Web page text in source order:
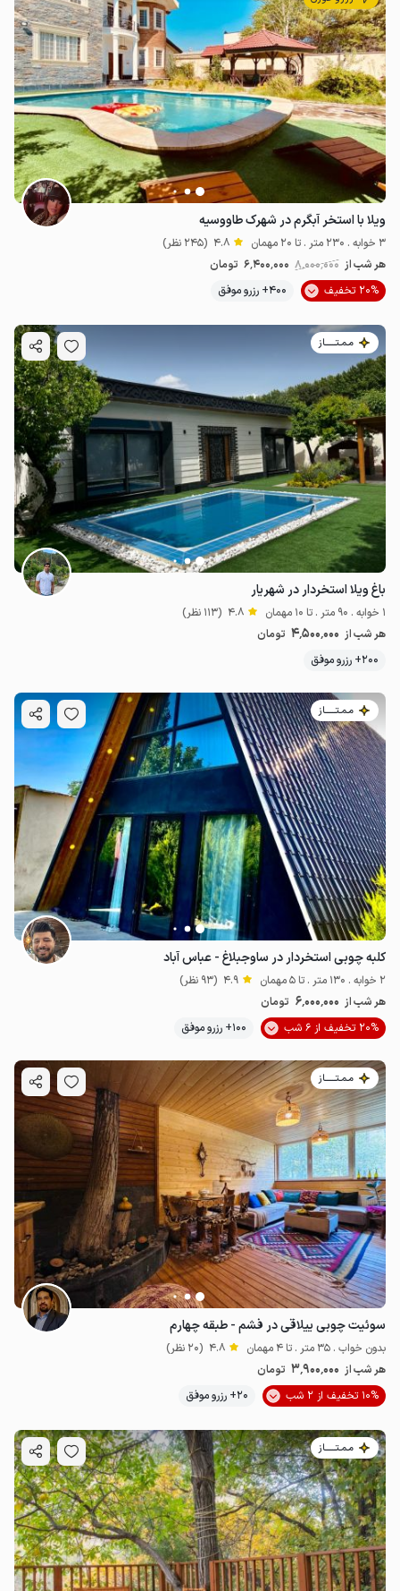
7میلیون ت
ویلا با استخر آبگرم در شهرک طاووسیه
3 خوابه . 230 متر . تا 20 مهمان 4.8 (245 نظر)
هر شب از 8٬000٬000 6٬400٬000 تومان
20% تخفیف
400+ رزرو موفق
مـمـتــــــاز
باغ ویلا استخردار در شهریار
1 خوابه . 90 متر . تا 10 مهمان 4.8 (113 نظر)
هر شب از 4٬500٬000 تومان
200+ رزرو موفق
مـمـتــــــاز
کلبه چوبی استخردار در ساوجبلاغ - عباس آباد
2 خوابه . 130 متر . تا 5 مهمان 4.9 (93 نظر)
هر شب از 6٬000٬000 تومان
20% تخفیف از 6 شب
100+ رزرو موفق
مـمـتــــــاز
سوئیت چوبی ییلاقی در فشم - طبقه چهارم
بدون خواب . 35 متر . تا 4 مهمان 4.8 (20 نظر)
هر شب از 3٬900٬000 تومان
10% تخفیف از 2 شب
20+ رزرو موفق
مـمـتــــــاز